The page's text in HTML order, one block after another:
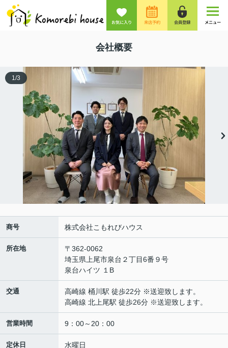
お気に入り 来店予約 会員登録 メニュー
会社概要
1 /3
商号 株式会社こもれびハウス
所在地
〒362-0062
埼玉県上尾市泉台２丁目6番９号
泉台ハイツ １B
交通
高崎線 桶川駅 徒歩22分 ※送迎致します。
高崎線 北上尾駅 徒歩26分 ※送迎致します。
営業時間 9：00～20：00
定休日 水曜日